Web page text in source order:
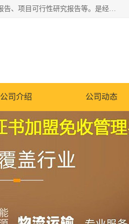
公司主营业务有地质灾害评估报告、节能评估报告、水土保持验收、水资源论证、土地复垦报告、项目可行性研究报告等。是经国家工商总局批准，在法律、法规、决定规定禁止的不得经营；法律、法规、决定规定应当许可（审批）的，经审批机关批准后凭许可（审批）文件经营;法律、法规，市场主体自主选择经营。
公司介绍 公司动态